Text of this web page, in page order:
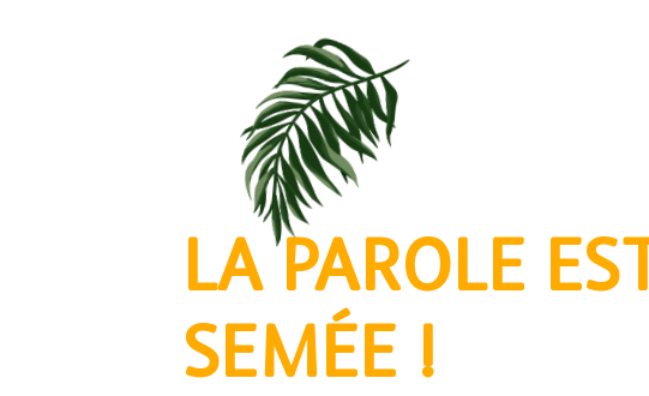
LA PAROLE EST
SEMÉE !